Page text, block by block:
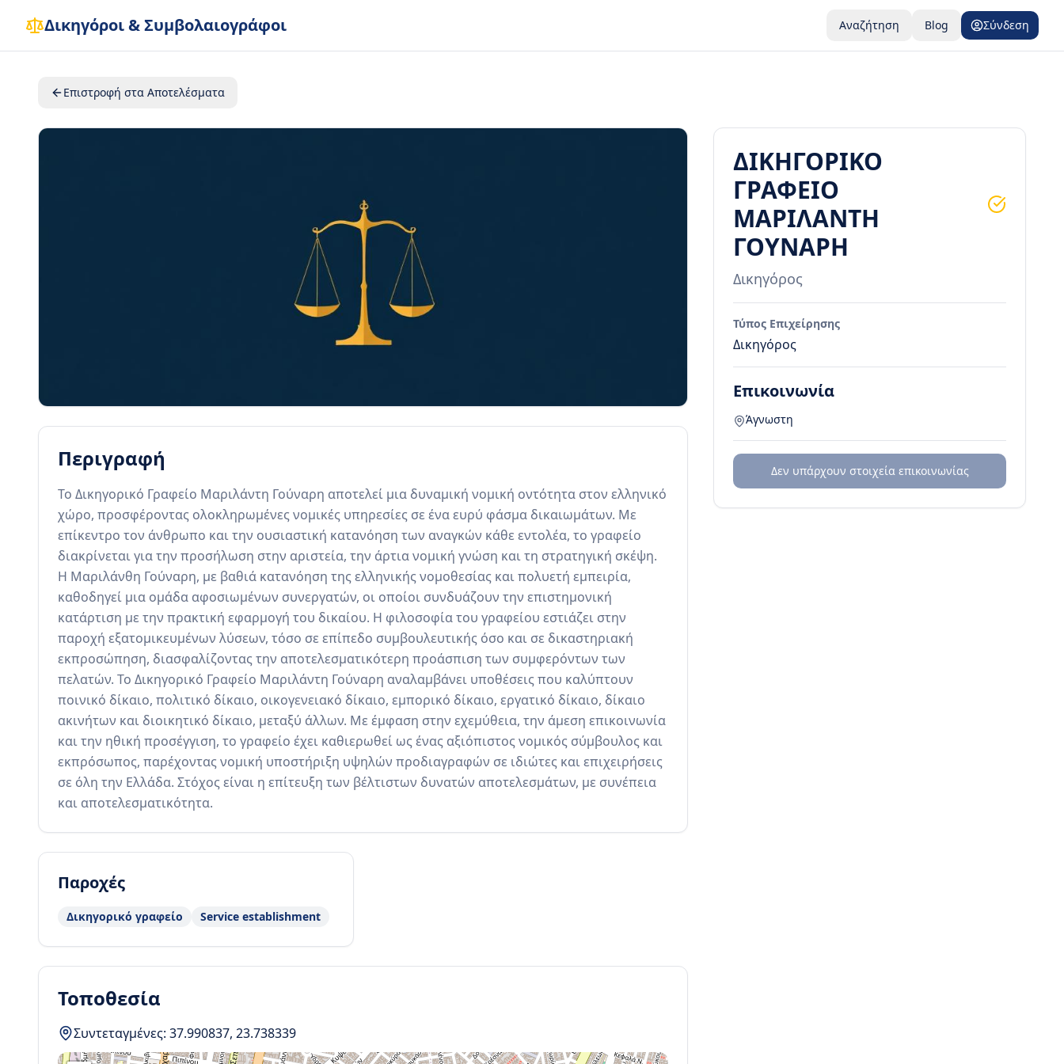
Δικηγόροι & Συμβολαιογράφοι Αναζήτηση Blog Σύνδεση
Επιστροφή στα Αποτελέσματα
Περιγραφή
Το Δικηγορικό Γραφείο Μαριλάντη Γούναρη αποτελεί μια δυναμική νομική οντότητα στον ελληνικό
χώρο, προσφέροντας ολοκληρωμένες νομικές υπηρεσίες σε ένα ευρύ φάσμα δικαιωμάτων. Με
επίκεντρο τον άνθρωπο και την ουσιαστική κατανόηση των αναγκών κάθε εντολέα, το γραφείο
διακρίνεται για την προσήλωση στην αριστεία, την άρτια νομική γνώση και τη στρατηγική σκέψη.
Η Μαριλάνθη Γούναρη, με βαθιά κατανόηση της ελληνικής νομοθεσίας και πολυετή εμπειρία,
καθοδηγεί μια ομάδα αφοσιωμένων συνεργατών, οι οποίοι συνδυάζουν την επιστημονική
κατάρτιση με την πρακτική εφαρμογή του δικαίου. Η φιλοσοφία του γραφείου εστιάζει στην
παροχή εξατομικευμένων λύσεων, τόσο σε επίπεδο συμβουλευτικής όσο και σε δικαστηριακή
εκπροσώπηση, διασφαλίζοντας την αποτελεσματικότερη προάσπιση των συμφερόντων των
πελατών. Το Δικηγορικό Γραφείο Μαριλάντη Γούναρη αναλαμβάνει υποθέσεις που καλύπτουν
ποινικό δίκαιο, πολιτικό δίκαιο, οικογενειακό δίκαιο, εμπορικό δίκαιο, εργατικό δίκαιο, δίκαιο
ακινήτων και διοικητικό δίκαιο, μεταξύ άλλων. Με έμφαση στην εχεμύθεια, την άμεση επικοινωνία
και την ηθική προσέγγιση, το γραφείο έχει καθιερωθεί ως ένας αξιόπιστος νομικός σύμβουλος και
εκπρόσωπος, παρέχοντας νομική υποστήριξη υψηλών προδιαγραφών σε ιδιώτες και επιχειρήσεις
σε όλη την Ελλάδα. Στόχος είναι η επίτευξη των βέλτιστων δυνατών αποτελεσμάτων, με συνέπεια
και αποτελεσματικότητα.
Παροχές
Δικηγορικό γραφείο Service establishment
Τοποθεσία
Συντεταγμένες: 37.990837, 23.738339
ΔΙΚΗΓΟΡΙΚΟ
ΓΡΑΦΕΙΟ
ΜΑΡΙΛΑΝΤΗ
ΓΟΥΝΑΡΗ
Δικηγόρος
Τύπος Επιχείρησης
Δικηγόρος
Επικοινωνία
Άγνωστη
Δεν υπάρχουν στοιχεία επικοινωνίας